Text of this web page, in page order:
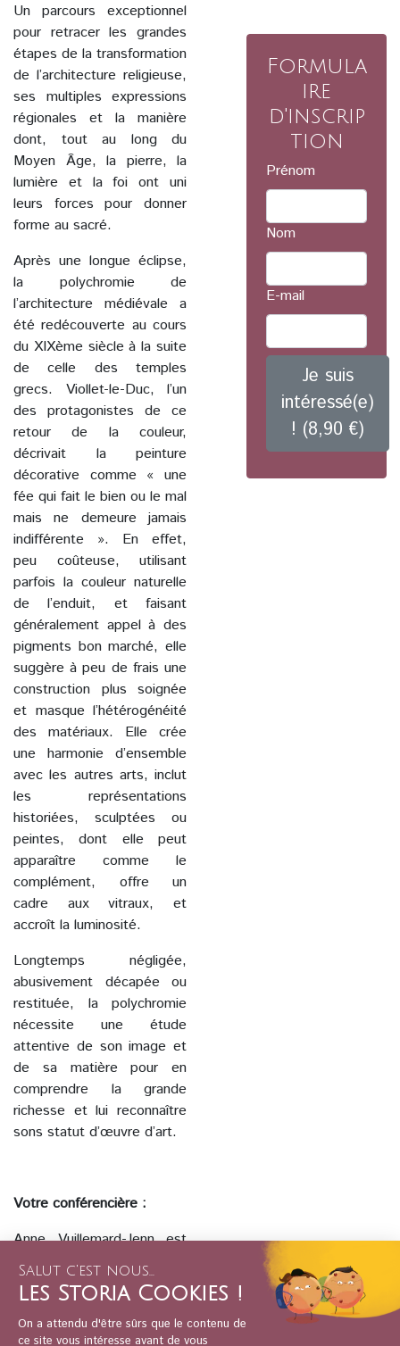
Un parcours exceptionnel
pour retracer les grandes
étapes de la transformation
de l’architecture religieuse,
ses multiples expressions
régionales et la manière
dont, tout au long du
Moyen Âge, la pierre, la
lumière et la foi ont uni
leurs forces pour donner
forme au sacré.
Après une longue éclipse,
la polychromie de
l’architecture médiévale a
été redécouverte au cours
du XIXème siècle à la suite
de celle des temples
grecs. Viollet-le-Duc, l’un
des protagonistes de ce
retour de la couleur,
décrivait la peinture
décorative comme « une
fée qui fait le bien ou le mal
mais ne demeure jamais
indifférente ». En effet,
peu coûteuse, utilisant
parfois la couleur naturelle
de l’enduit, et faisant
généralement appel à des
pigments bon marché, elle
suggère à peu de frais une
construction plus soignée
et masque l’hétérogénéité
des matériaux. Elle crée
une harmonie d’ensemble
avec les autres arts, inclut
les représentations
historiées, sculptées ou
peintes, dont elle peut
apparaître comme le
complément, offre un
cadre aux vitraux, et
accroît la luminosité.
Longtemps négligée,
abusivement décapée ou
restituée, la polychromie
nécessite une étude
attentive de son image et
de sa matière pour en
comprendre la grande
richesse et lui reconnaître
sons statut d’œuvre d’art.
Votre conférencière :
Anne Vuillemard-Jenn est
docteur en histoire de l’art,
enseignante et chercheur
indépendant. Membre du
Groupe de Recherches sur
Formula
ire
d'inscrip
tion
Prénom
Nom
E-mail
Je suis
intéressé(e)
! (8,90 €)